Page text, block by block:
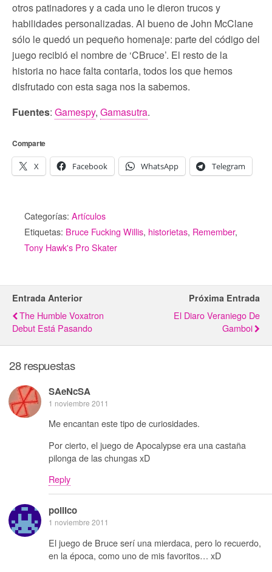
otros patinadores y a cada uno le dieron trucos y
habilidades personalizadas. Al bueno de John McClane
sólo le quedó un pequeño homenaje: parte del código del
juego recibió el nombre de ‘CBruce’. El resto de la
historia no hace falta contarla, todos los que hemos
disfrutado con esta saga nos la sabemos.
Fuentes: Gamespy, Gamasutra.
Comparte
X Facebook WhatsApp Telegram
Categorías: Artículos
Etiquetas: Bruce Fucking Willis, historietas, Remember,
Tony Hawk's Pro Skater
Entrada Anterior
The Humble Voxatron
Debut Está Pasando
Próxima Entrada
El Diaro Veraniego De
Gamboi
28 respuestas
SAeNcSA
1 noviembre 2011
Me encantan este tipo de curiosidades.
Por cierto, el juego de Apocalypse era una castaña
pilonga de las chungas xD
Reply
pollico
1 noviembre 2011
El juego de Bruce serí una mierdaca, pero lo recuerdo,
en la época, como uno de mis favoritos… xD